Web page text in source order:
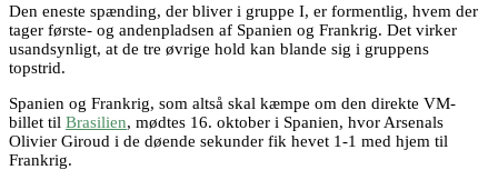
Den eneste spænding, der bliver i gruppe I, er formentlig, hvem der
tager første- og andenpladsen af Spanien og Frankrig. Det virker
usandsynligt, at de tre øvrige hold kan blande sig i gruppens
topstrid.
Spanien og Frankrig, som altså skal kæmpe om den direkte VM-
billet til Brasilien, mødtes 16. oktober i Spanien, hvor Arsenals
Olivier Giroud i de døende sekunder fik hevet 1-1 med hjem til
Frankrig.